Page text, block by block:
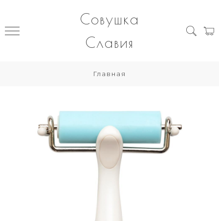
Совушка
Славия
Главная